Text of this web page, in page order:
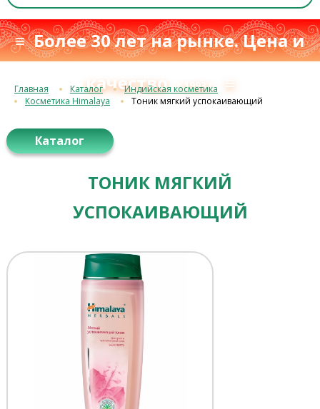
≡ Более 30 лет на рынке. Цена и
качествос 1993 г.≡
Главная Каталог
Индийская косметика
Косметика Himalaya
Тоник мягкий успокаивающий
Каталог
ТОНИК МЯГКИЙ
УСПОКАИВАЮЩИЙ